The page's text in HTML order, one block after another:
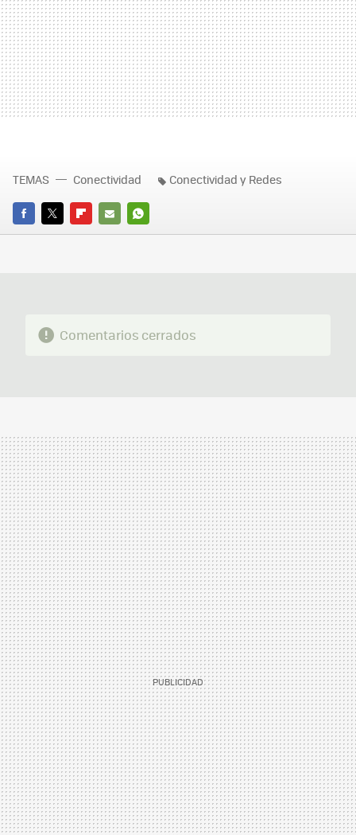
FACEBOOK
TWITTERFLIPBOARD
E-
WHATSAPP
TEMAS Conectividad Conectividad y Redes
Comentarios cerrados